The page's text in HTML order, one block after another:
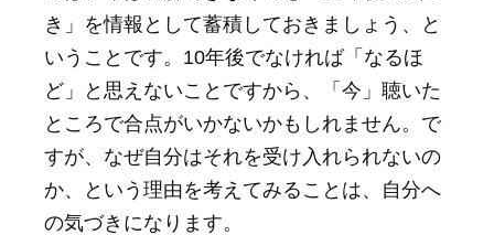
き」を情報として蓄積しておきましょう、と
いうことです。10年後でなければ「なるほ
ど」と思えないことですから、「今」聴いた
ところで合点がいかないかもしれません。で
すが、なぜ自分はそれを受け入れられないの
か、という理由を考えてみることは、自分へ
の気づきになります。